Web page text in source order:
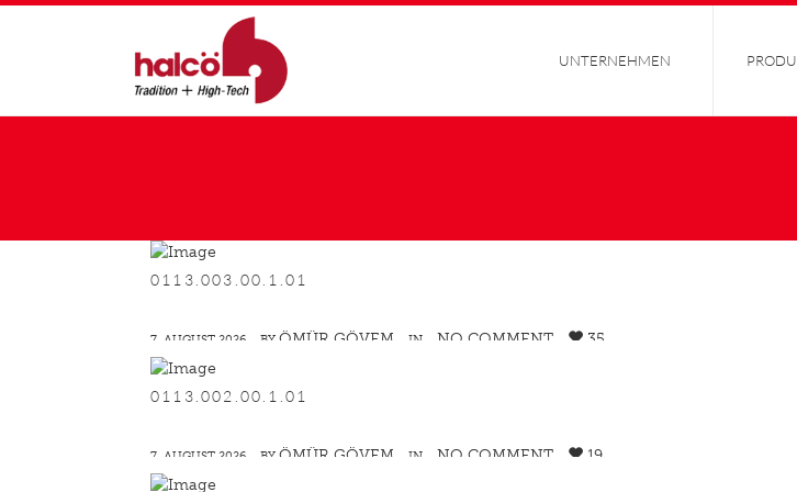
UNTERNEHMEN
0113.003.00.1.01
7. AUGUST 2026 BY ÖMÜR GÖVEM IN NO COMMENT 35
0113.002.00.1.01
7. AUGUST 2026 BY ÖMÜR GÖVEM IN NO COMMENT 19